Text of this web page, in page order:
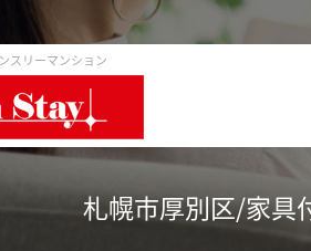
スリーマンション
札幌市厚別区/家具